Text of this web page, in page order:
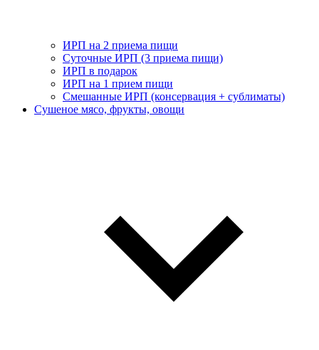
ИРП на 2 приема пищи
Суточные ИРП (3 приема пищи)
ИРП в подарок
ИРП на 1 прием пищи
Смешанные ИРП (консервация + сублиматы)
Сушеное мясо, фрукты, овощи